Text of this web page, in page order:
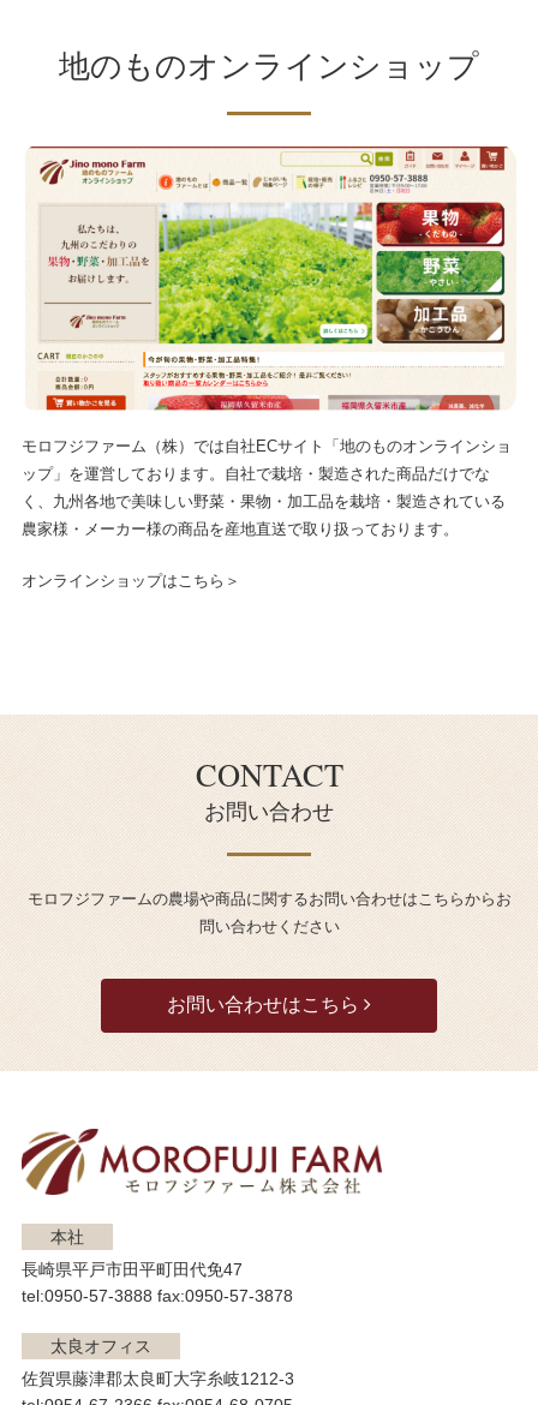
地のものオンラインショップ
モロフジファーム（株）では自社ECサイト「地のものオンラインショ
ップ」を運営しております。自社で栽培・製造された商品だけでな
く、九州各地で美味しい野菜・果物・加工品を栽培・製造されている
農家様・メーカー様の商品を産地直送で取り扱っております。
オンラインショップはこちら＞
CONTACT
お問い合わせ
モロフジファームの農場や商品に関するお問い合わせはこちらからお
問い合わせください
お問い合わせはこちら
本社
長崎県平戸市田平町田代免47
tel:0950-57-3888 fax:0950-57-3878
太良オフィス
佐賀県藤津郡太良町大字糸岐1212-3